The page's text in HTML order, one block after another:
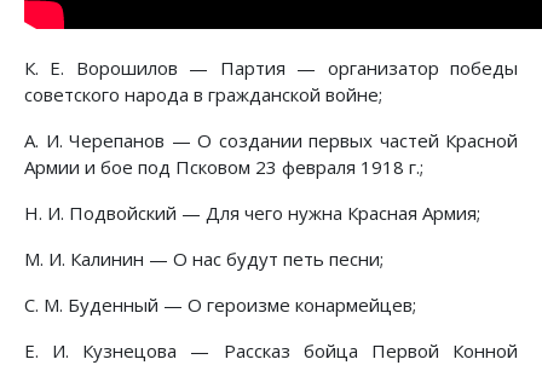
К. Е. Ворошилов — Партия — организатор победы
советского народа в гражданской войне;
A. И. Черепанов — О создании первых частей Красной
Армии и бое под Псковом 23 февраля 1918 г.;
Н. И. Подвойский — Для чего нужна Красная Армия;
М. И. Калинин — О нас будут петь песни;
С. М. Буденный — О героизме конармейцев;
Е. И. Кузнецова — Рассказ бойца Первой Конной